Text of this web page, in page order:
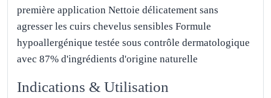
première application Nettoie délicatement sans
agresser les cuirs chevelus sensibles Formule
hypoallergénique testée sous contrôle dermatologique
avec 87% d'ingrédients d'origine naturelle
Indications & Utilisation